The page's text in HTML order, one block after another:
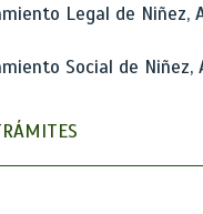
Legal de Niñez,
Social de Niñez,